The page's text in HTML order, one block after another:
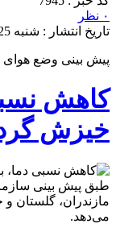
۰ نظر
تاریخ انتشار : شنبه 25 شهریور 1402 - 10:18
پیش بینی وضع هوای
کاهش
خیزش
طبق پیش بینی
مازندران، گلستان
می‌دهد.